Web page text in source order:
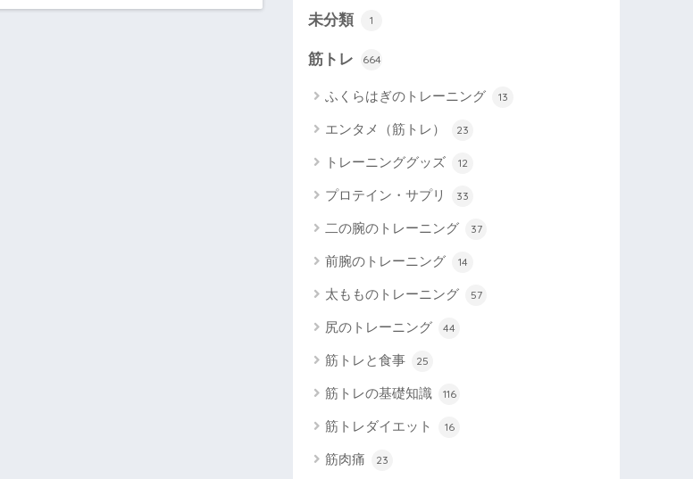
未分類 1
筋トレ 664
ふくらはぎのトレーニング 13
エンタメ（筋トレ） 23
トレーニンググッズ 12
プロテイン・サプリ 33
二の腕のトレーニング 37
前腕のトレーニング 14
太もものトレーニング 57
尻のトレーニング 44
筋トレと食事 25
筋トレの基礎知識 116
筋トレダイエット 16
筋肉痛 23